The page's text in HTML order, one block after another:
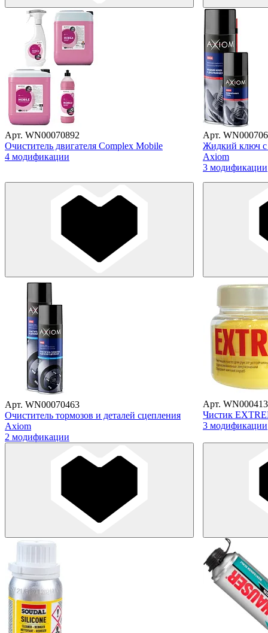
Арт. WN00070892
Очиститель двигателя Complex Mobile
4 модификации
Арт.
Жидкий ключ с
Axiom
3 модификации
Арт. WN00070463
Очиститель тормозов и деталей сцепления
Axiom
2 модификации
Арт.
Чистик
3 модификации